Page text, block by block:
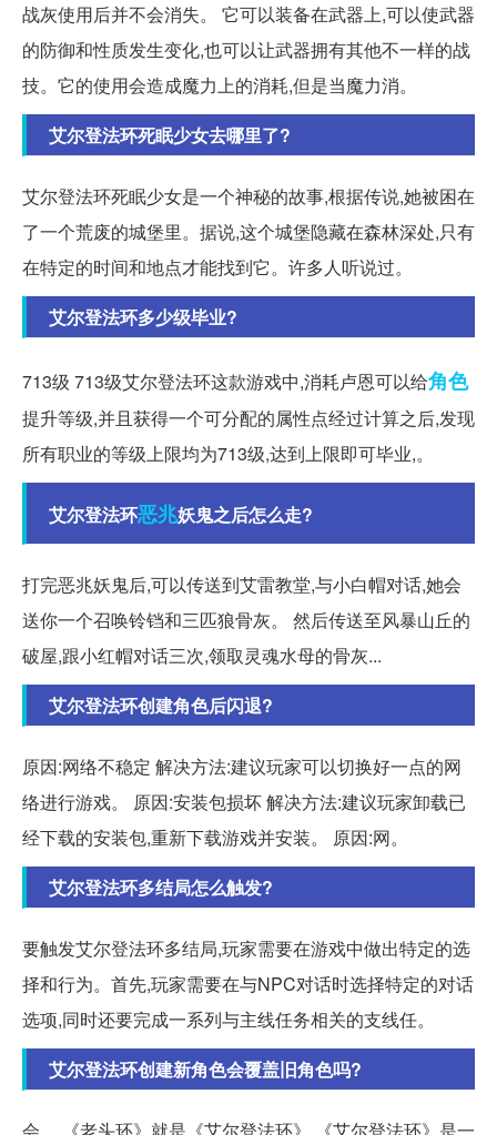
战灰使用后并不会消失。 它可以装备在武器上,可以使武器
的防御和性质发生变化,也可以让武器拥有其他不一样的战
技。它的使用会造成魔力上的消耗,但是当魔力消。
艾尔登法环死眠少女去哪里了?
艾尔登法环死眠少女是一个神秘的故事,根据传说,她被困在
了一个荒废的城堡里。据说,这个城堡隐藏在森林深处,只有
在特定的时间和地点才能找到它。许多人听说过。
艾尔登法环多少级毕业?
713级 713级艾尔登法环这款游戏中,消耗卢恩可以给角色
提升等级,并且获得一个可分配的属性点经过计算之后,发现
所有职业的等级上限均为713级,达到上限即可毕业,。
艾尔登法环恶兆妖鬼之后怎么走?
打完恶兆妖鬼后,可以传送到艾雷教堂,与小白帽对话,她会
送你一个召唤铃铛和三匹狼骨灰。 然后传送至风暴山丘的
破屋,跟小红帽对话三次,领取灵魂水母的骨灰...
艾尔登法环创建角色后闪退?
原因:网络不稳定 解决方法:建议玩家可以切换好一点的网
络进行游戏。 原因:安装包损坏 解决方法:建议玩家卸载已
经下载的安装包,重新下载游戏并安装。 原因:网。
艾尔登法环多结局怎么触发?
要触发艾尔登法环多结局,玩家需要在游戏中做出特定的选
择和行为。首先,玩家需要在与NPC对话时选择特定的对话
选项,同时还要完成一系列与主线任务相关的支线任。
艾尔登法环创建新角色会覆盖旧角色吗?